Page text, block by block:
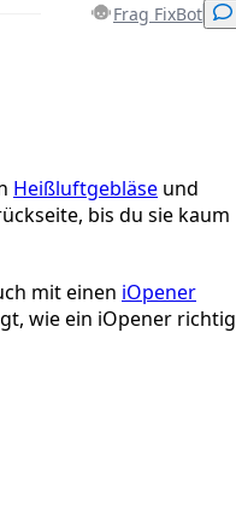
Frag FixBot
Heißluftgebläse und
bis du sie kaum
mit einen iOpener
wie ein iOpener richtig